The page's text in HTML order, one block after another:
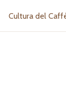
Cultura del